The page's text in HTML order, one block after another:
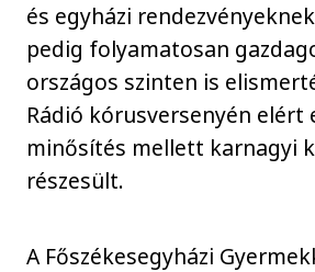
és egyházi
pedig folyamatosan
országos szinten is
Rádió kórusversenyén elért
minősítés mellett karnagyi
részesült.
A Főszékesegyházi